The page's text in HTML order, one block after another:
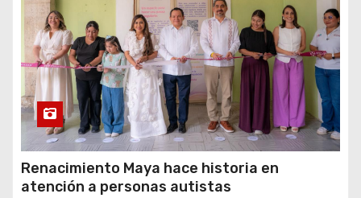
Renacimiento Maya hace historia en
atención a personas autistas